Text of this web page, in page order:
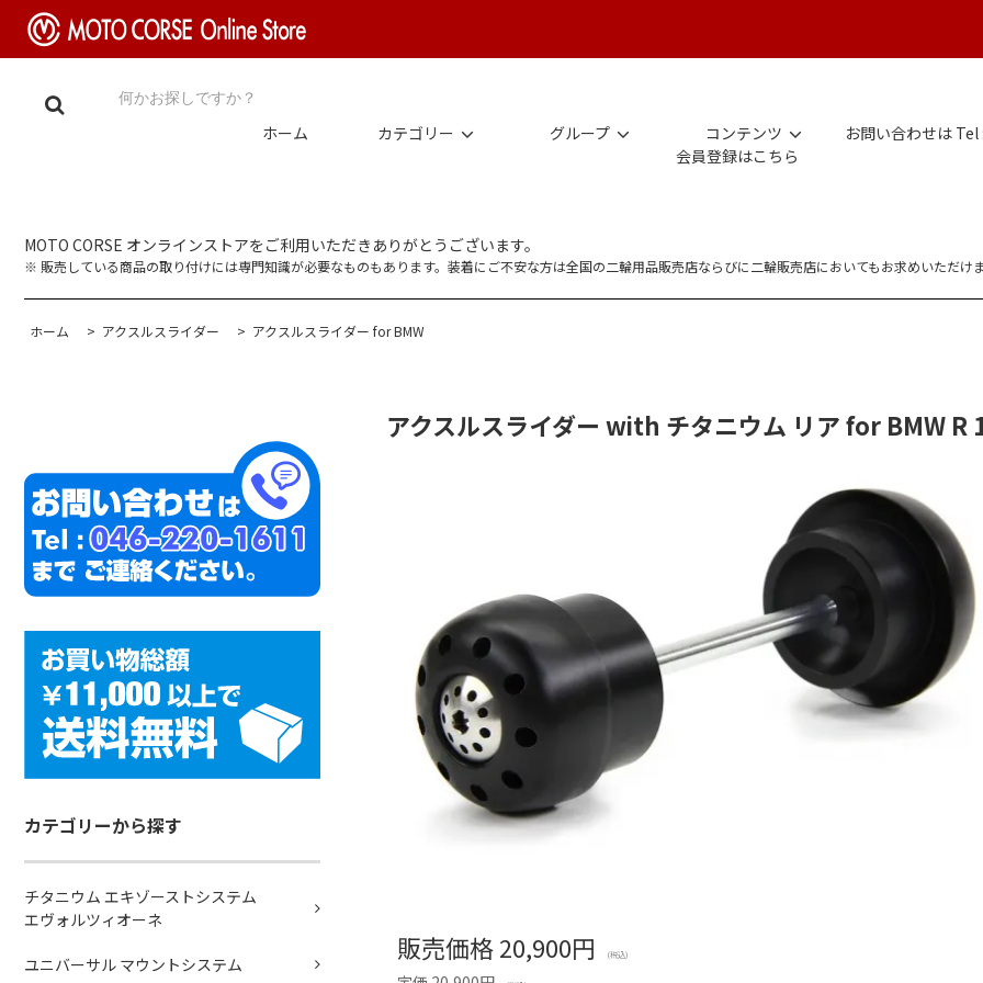
ホーム カテゴリー グループ コンテンツ
お問い合わせは
会員登録はこちら
MOTO CORSE オンラインストアをご利用いただきありがとうございます。
※ 販売している商品の取り付けには専門知識が必要なものもあります。装着にご不安な方は全国の二輪用品販売店ならびに二輪販売店においてもお求めいただ
ホーム > アクスルスライダー > アクスルスライダー for BMW
カテゴリーから探す
チタニウム エキゾーストシステム
エヴォルツィオーネ
ユニバーサル マウントシステム
アクスルスライダー with チタニウム リア for BMW R
販売価格20,900円 (税込)